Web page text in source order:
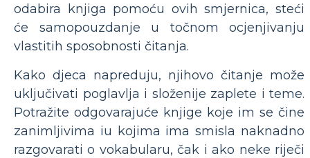
odabira knjiga pomoću ovih smjernica, steći
će samopouzdanje u točnom ocjenjivanju
vlastitih sposobnosti čitanja.
Kako djeca napreduju, njihovo čitanje može
uključivati ​​poglavlja i složenije zaplete i teme.
Potražite odgovarajuće knjige koje im se čine
zanimljivima iu kojima ima smisla naknadno
razgovarati o vokabularu, čak i ako neke riječi